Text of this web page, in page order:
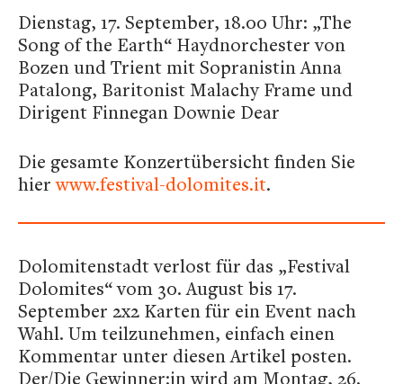
Dienstag, 17. September, 18.00 Uhr: „The
Song of the Earth“ Haydnorchester von
Bozen und Trient mit Sopranistin Anna
Patalong, Baritonist Malachy Frame und
Dirigent Finnegan Downie Dear
Die gesamte Konzertübersicht finden Sie
hierwww.festival-dolomites.it.
Dolomitenstadt verlost für das „Festival
Dolomites“ vom 30. August bis 17.
September 2x2 Karten für ein Event nach
Wahl. Um teilzunehmen, einfach einen
Kommentar unter diesen Artikel posten.
Der/Die Gewinner:in wird am Montag, 26.